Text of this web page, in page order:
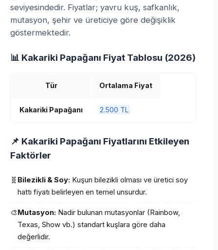
seviyesindedir. Fiyatlar; yavru kuş, safkanlık,
mutasyon, şehir ve üreticiye göre değişiklik
göstermektedir.
📊 Kakariki Papağanı Fiyat Tablosu (2026)
Tür Ortalama Fiyat
Kakariki Papağanı 2.500 TL
📌 Kakariki Papağanı Fiyatlarını Etkileyen
Faktörler
🧬 Bilezikli & Soy: Kuşun bilezikli olması ve üretici soy
hattı fiyatı belirleyen en temel unsurdur.
🎨Mutasyon: Nadir bulunan mutasyonlar (Rainbow,
Texas, Show vb.) standart kuşlara göre daha
değerlidir.